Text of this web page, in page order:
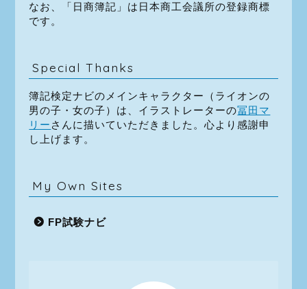
なお、「日商簿記」は日本商工会議所の登録商標
です。
Special Thanks
簿記検定ナビのメインキャラクター（ライオンの
男の子・女の子）は、イラストレーターの冨田マ
リー さんに描いていただきました。心より感謝申
し上げます。
My Own Sites
FP試験ナビ